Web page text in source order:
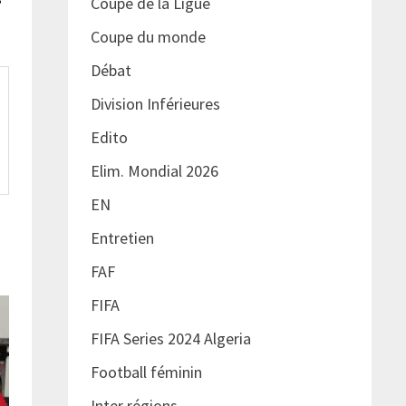
Coupe du monde
Débat
Division Inférieures
Edito
Elim. Mondial 2026
EN
Entretien
FAF
FIFA
FIFA Series 2024 Algeria
Football féminin